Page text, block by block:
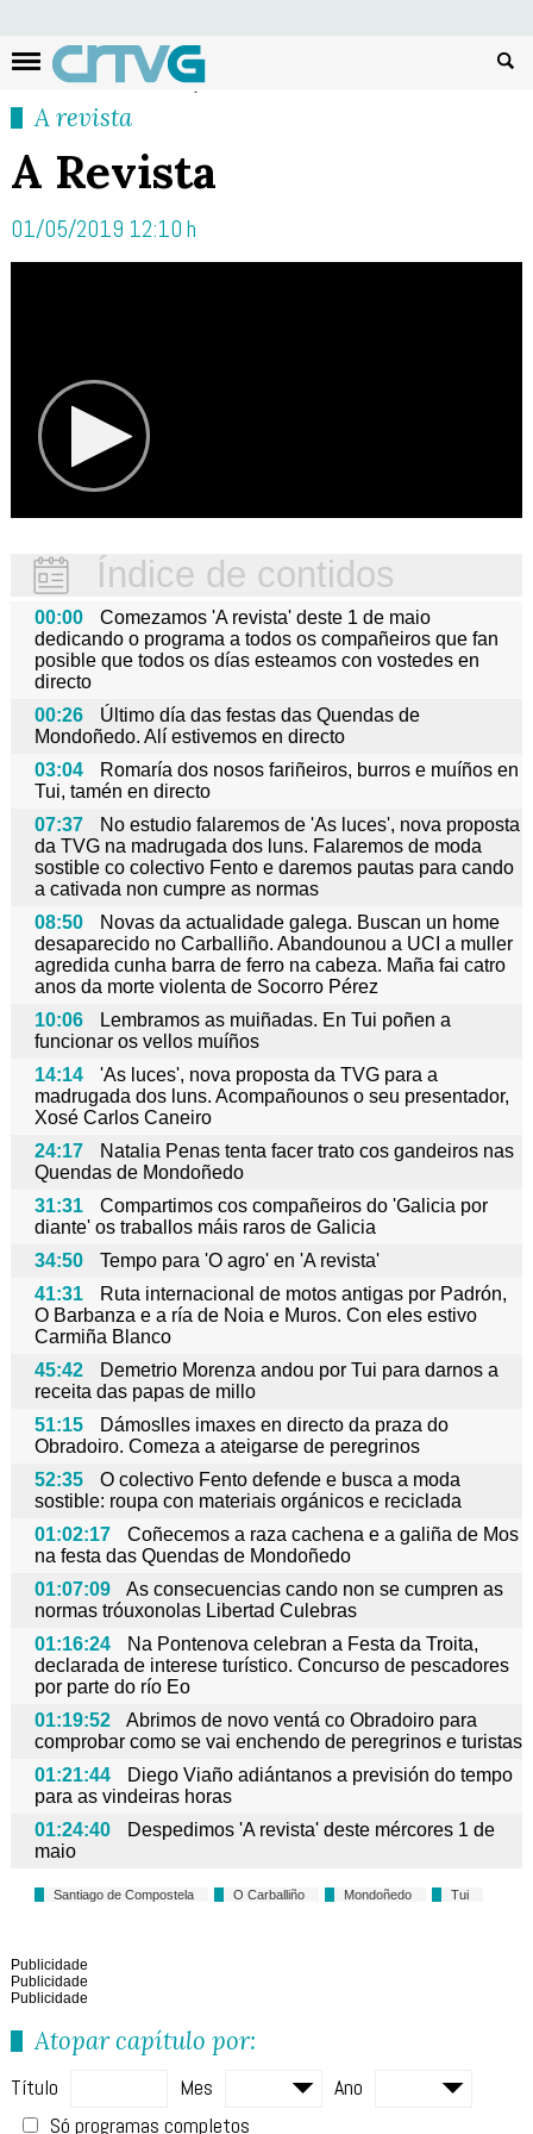
A revista
A Revista
01/05/2019 12:10 h
Índice de contidos
00:00
Comezamos 'A revista' deste 1 de maio
dedicando o programa a todos os compañeiros que fan
posible que todos os días esteamos con vostedes en
directo
00:26
Último día das festas das Quendas de
Mondoñedo. Alí estivemos en directo
03:04
Romaría dos nosos fariñeiros, burros e muíños en
Tui, tamén en directo
07:37
No estudio falaremos de 'As luces', nova proposta
da TVG na madrugada dos luns. Falaremos de moda
sostible co colectivo Fento e daremos pautas para cando
a cativada non cumpre as normas
08:50
Novas da actualidade galega. Buscan un home
desaparecido no Carballiño. Abandounou a UCI a muller
agredida cunha barra de ferro na cabeza. Maña fai catro
anos da morte violenta de Socorro Pérez
10:06
Lembramos as muiñadas. En Tui poñen a
funcionar os vellos muíños
14:14
'As luces', nova proposta da TVG para a
madrugada dos luns. Acompañounos o seu presentador,
Xosé Carlos Caneiro
24:17
Natalia Penas tenta facer trato cos gandeiros nas
Quendas de Mondoñedo
31:31
Compartimos cos compañeiros do 'Galicia por
diante' os traballos máis raros de Galicia
34:50
Tempo para 'O agro' en 'A revista'
41:31
Ruta internacional de motos antigas por Padrón,
O Barbanza e a ría de Noia e Muros. Con eles estivo
Carmiña Blanco
45:42
Demetrio Morenza andou por Tui para darnos a
receita das papas de millo
51:15
Dámoslles imaxes en directo da praza do
Obradoiro. Comeza a ateigarse de peregrinos
52:35
O colectivo Fento defende e busca a moda
sostible: roupa con materiais orgánicos e reciclada
01:02:17
Coñecemos a raza cachena e a galiña de Mos
na festa das Quendas de Mondoñedo
01:07:09
As consecuencias cando non se cumpren as
normas tróuxonolas Libertad Culebras
01:16:24
Na Pontenova celebran a Festa da Troita,
declarada de interese turístico. Concurso de pescadores
por parte do río Eo
01:19:52
Abrimos de novo ventá co Obradoiro para
comprobar como se vai enchendo de peregrinos e turistas
01:21:44
Diego Viaño adiántanos a previsión do tempo
para as vindeiras horas
01:24:40
Despedimos 'A revista' deste mércores 1 de
maio
Santiago de Compostela O Carballiño Mondoñedo Tui
Publicidade
Publicidade
Publicidade
Atopar capítulo por:
Título Mes
Ano
Só programas completos